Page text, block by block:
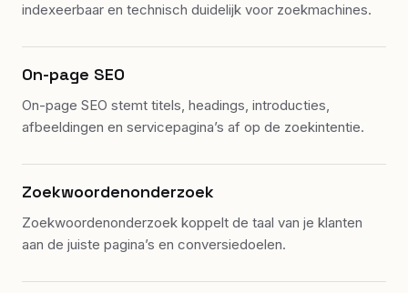
indexeerbaar en technisch duidelijk voor zoekmachines.
On-page SEO
On-page SEO stemt titels, headings, introducties,
afbeeldingen en servicepagina’s af op de zoekintentie.
Zoekwoordenonderzoek
Zoekwoordenonderzoek koppelt de taal van je klanten
aan de juiste pagina’s en conversiedoelen.